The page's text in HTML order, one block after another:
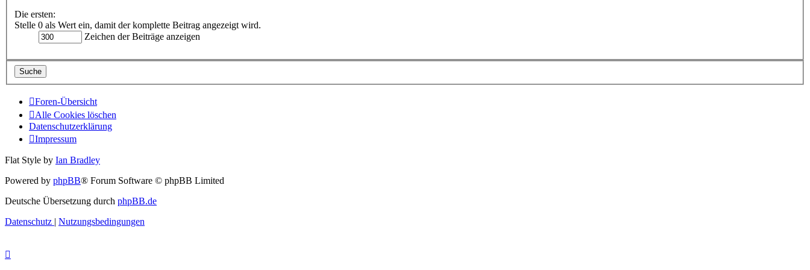
Die ersten:
Stelle 0 als Wert ein, damit der komplette Beitrag angezeigt wird.
Zeichen der Beiträge anzeigen
Foren-Übersicht
Alle Cookies löschen
Datenschutzerklärung
Impressum
Flat Style by Ian Bradley
Powered by phpBB® Forum Software © phpBB Limited
Deutsche Übersetzung durch phpBB.de
Datenschutz | Nutzungsbedingungen